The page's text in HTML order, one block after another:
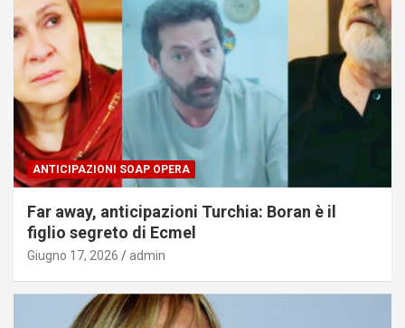
ANTICIPAZIONI SOAP OPERA
Far away, anticipazioni Turchia: Boran è il
figlio segreto di Ecmel
Giugno 17, 2026 admin